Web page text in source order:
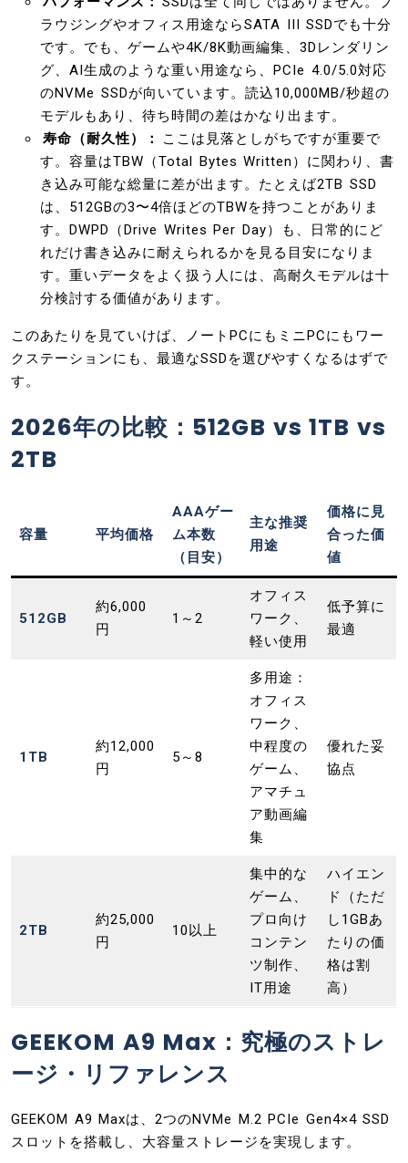
ラウジングやオフィス用途ならSATA III SSDでも十分
です。でも、ゲームや4K/8K動画編集、3Dレンダリン
グ、AI生成のような重い用途なら、PCIe 4.0/5.0対応
のNVMe SSDが向いています。読込10,000MB/秒超の
モデルもあり、待ち時間の差はかなり出ます。
寿命（耐久性）：
ここは見落としがちですが重要で
す。容量はTBW（Total Bytes Written）に関わり、書
き込み可能な総量に差が出ます。たとえば2TB SSD
は、512GBの3〜4倍ほどのTBWを持つことがありま
す。DWPD（Drive Writes Per Day）も、日常的にど
れだけ書き込みに耐えられるかを見る目安になりま
す。重いデータをよく扱う人には、高耐久モデルは十
分検討する価値があります。
このあたりを見ていけば、ノートPCにもミニPCにもワー
クステーションにも、最適なSSDを選びやすくなるはずで
す。
2026年の比較：512GB vs 1TB vs
2TB
容量 平均価格
AAAゲー
ム本数
（目安）
主な推奨
用途
価格に見
合った価
値
512GB
約6,000
円
1～2
オフィス
ワーク、
軽い使用
低予算に
最適
1TB
約12,000
円
5～8
多用途：
オフィス
ワーク、
中程度の
ゲーム、
アマチュ
ア動画編
集
優れた妥
協点
2TB
約25,000
円
10以上
集中的な
ゲーム、
プロ向け
コンテン
ツ制作、
IT用途
ハイエン
ド（ただ
し1GBあ
たりの価
格は割
高）
GEEKOM A9 Max：究極のストレ
ージ・リファレンス
GEEKOM A9 Maxは、2つのNVMe M.2 PCIe Gen4×4 SSD
スロットを搭載し、大容量ストレージを実現します。